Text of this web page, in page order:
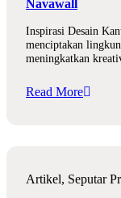
Navawall
Inspirasi Desain
menciptakan
meningkatkan
Read More
Artikel, Seputar